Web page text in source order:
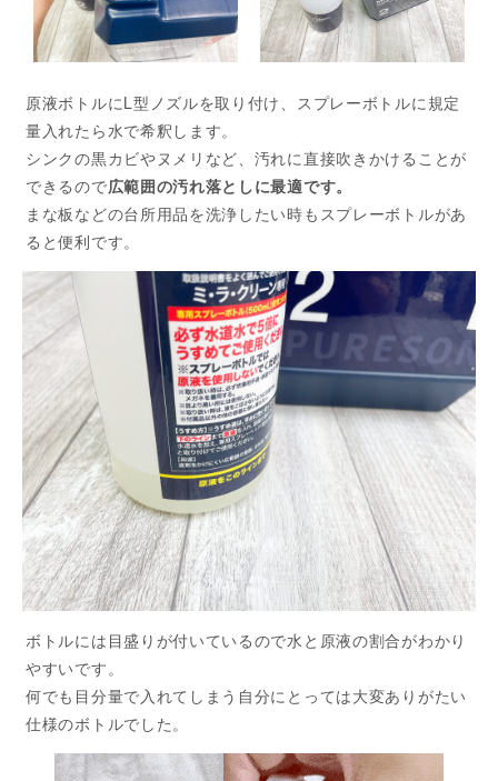
原液ボトルにL型ノズルを取り付け、スプレーボトルに規定
量入れたら水で希釈します。
シンクの黒カビやヌメリなど、汚れに直接吹きかけることが
できるので広範囲の汚れ落としに最適です。
まな板などの台所用品を洗浄したい時もスプレーボトルがあ
ると便利です。
ボトルには目盛りが付いているので水と原液の割合がわかり
やすいです。
何でも目分量で入れてしまう自分にとっては大変ありがたい
仕様のボトルでした。